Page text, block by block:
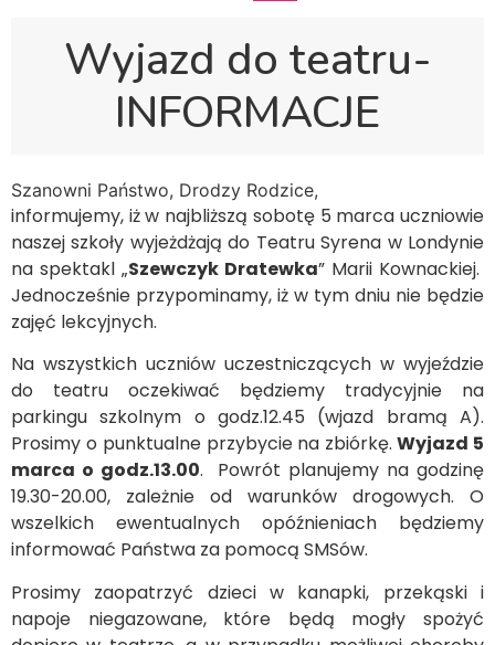
Wyjazd do teatru-
INFORMACJE
Szanowni Państwo, Drodzy Rodzice,
informujemy, iż w najbliższą sobotę 5 marca uczniowie
naszej szkoły wyjeżdżają do Teatru Syrena w Londynie
na spektakl „Szewczyk Dratewka” Marii Kownackiej.
Jednocześnie przypominamy, iż w tym dniu nie będzie
zajęć lekcyjnych.
Na wszystkich uczniów uczestniczących w wyjeździe
do teatru oczekiwać będziemy tradycyjnie na
parkingu szkolnym o godz.12.45 (wjazd bramą A).
Prosimy o punktualne przybycie na zbiórkę. Wyjazd 5
marca o godz.13.00. Powrót planujemy na godzinę
19.30-20.00, zależnie od warunków drogowych. O
wszelkich ewentualnych opóźnieniach będziemy
informować Państwa za pomocą SMSów.
Prosimy zaopatrzyć dzieci w kanapki, przekąski i
napoje niegazowane, które będą mogły spożyć